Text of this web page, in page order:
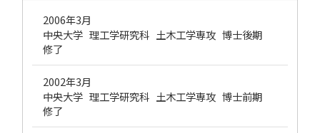
2006年3月
中央大学 理工学研究科 土木工学専攻 博士後期
修了
2002年3月
中央大学 理工学研究科 土木工学専攻 博士前期
修了